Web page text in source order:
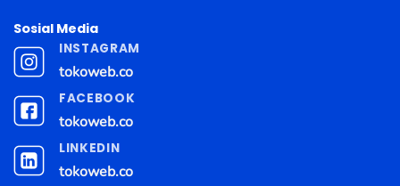
Sosial Media
INSTAGRAM
tokoweb.co
FACEBOOK
tokoweb.co
LINKEDIN
tokoweb.co